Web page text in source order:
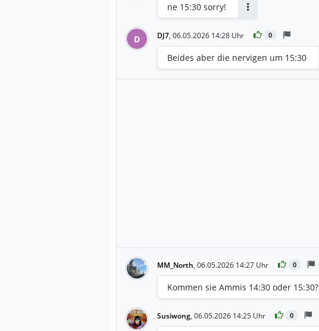
ne 15:30 sorry!
D DJ7, 06.05.2026 14:28 Uhr 0
Beides aber die nervigen um 15:30
MM_North, 06.05.2026 14:27 Uhr 0
Kommen sie Ammis 14:30 oder 15:30?
Susiwong, 06.05.2026 14:25 Uhr 0